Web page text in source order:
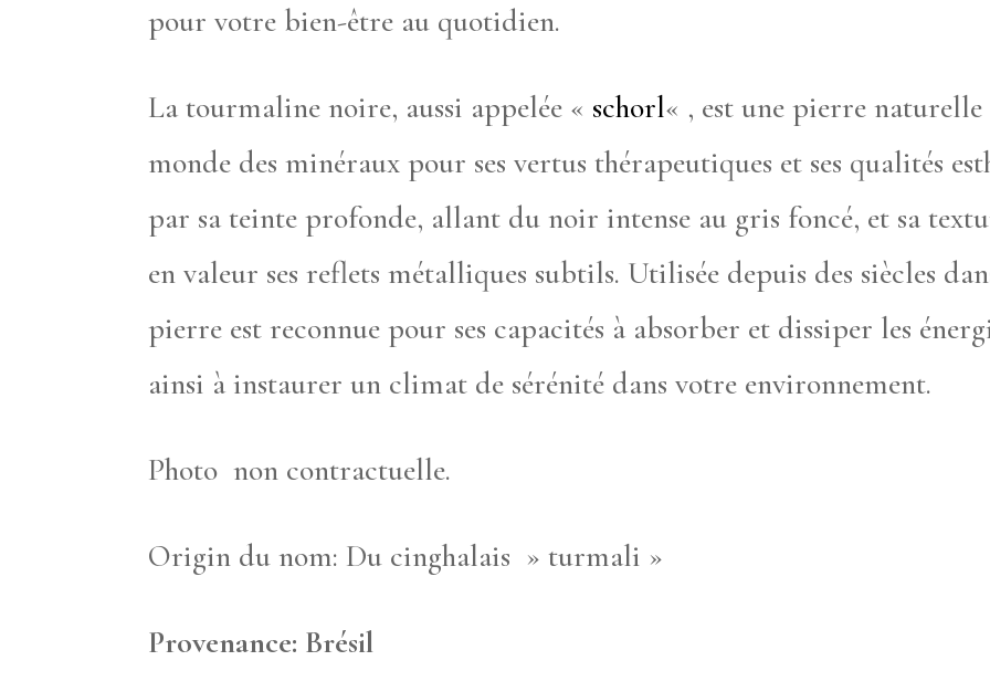
pour votre bien-être au quotidien.
La tourmaline noire, aussi appelée « schorl« , est une pierre
monde des minéraux pour ses vertus thérapeutiques et ses qualités
par sa teinte profonde, allant du noir intense au gris foncé, et sa
en valeur ses reflets métalliques subtils. Utilisée depuis des siècles
pierre est reconnue pour ses capacités à absorber et dissiper les
ainsi à instaurer un climat de sérénité dans votre environnement.
Photo non contractuelle.
Origin du nom: Du cinghalais » turmali »
Provenance: Brésil